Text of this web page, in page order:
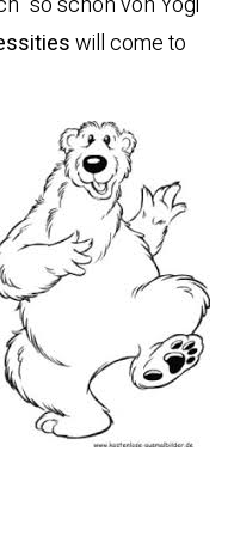
will come to